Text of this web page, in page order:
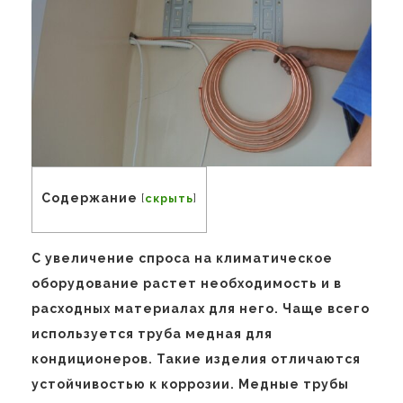
Содержание [скрыть]
С увеличение спроса на климатическое
оборудование растет необходимость и в
расходных материалах для него. Чаще всего
используется труба медная для
кондиционеров. Такие изделия отличаются
устойчивостью к коррозии. Медные трубы